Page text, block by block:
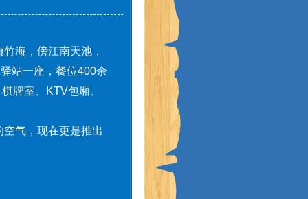
海，傍江南天池，
站一座，餐位400余
牌室、KTV包厢、
气，现在更是推出